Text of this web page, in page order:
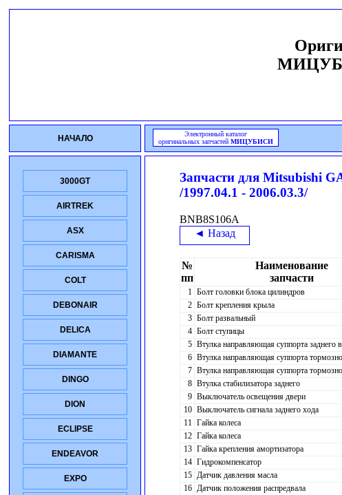
НАЧАЛО
Электронный каталог
оригинальных запчастей МИЦУБИСИ
3000GT
AIRTREK
ASX
CARISMA
COLT
DEBONAIR
DELICA
DIAMANTE
DINGO
DION
ECLIPSE
ENDEAVOR
EXPO
Запчасти для Mitsubishi
/1997.04.1 - 2006.03.3/
BNB8S106A
◄ Назад
№
пп
Наименование
запчасти
1 Болт головки блока цилиндров
2 Болт крепления крыла
3 Болт развальный
4 Болт ступицы
5 Втулка направляющая суппорта заднего
6 Втулка направляющая суппорта
7 Втулка направляющая суппорта
8 Втулка стабилизатора заднего
9 Выключатель освещения двери
10 Выключатель сигнала заднего хода
11 Гайка колеса
12 Гайка колеса
13 Гайка крепления амортизатора
14 Гидрокомпенсатор
15 Датчик давления масла
16 Датчик положения распредвала